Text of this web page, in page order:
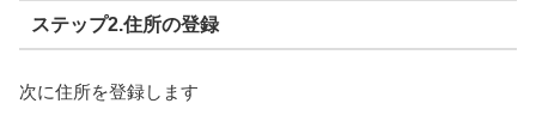
ステップ2.住所の登録
次に住所を登録します